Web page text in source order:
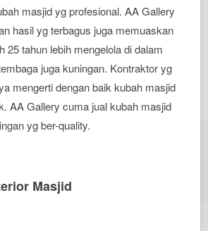
masjid yg profesional. AA Gallery
hasil yg terbagus juga memuaskan
25 tahun lebih mengelola di dalam
juga kuningan. Kontraktor yg
mengerti dengan baik kubah masjid
AA Gallery cuma jual kubah masjid
yg ber-quality.
Masjid